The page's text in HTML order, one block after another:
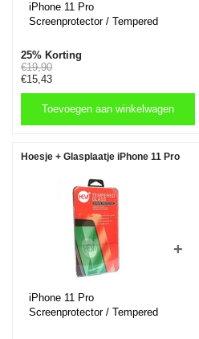
iPhone 11 Pro
Screenprotector / Tempered
25% Korting
€19,90
€15,43
Toevoegen aan winkelwagen
Hoesje + Glasplaatje iPhone 11 Pro
iPhone 11 Pro
Screenprotector / Tempered
+